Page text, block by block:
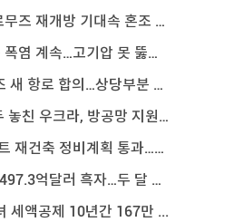
개방 기대속 혼조 마감…나스닥 ...
속…고기압 못 뚫은 태풍은 상 ...
항로 합의…상당부분 이 ...
친 우크라, 방공망 지원 호소
축 정비계획 통과…1,612세대 ...
억달러 흑자…두 달 연속 역 ...
세액공제 10년간 167만 ...